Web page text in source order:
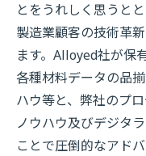
とをうれしく思うと
製造業顧客の技術革
ます。Alloyed社が保
各種材料データの品
ハウ等と、弊社のプ
ノウハウ及びデジタ
ことで圧倒的なアド